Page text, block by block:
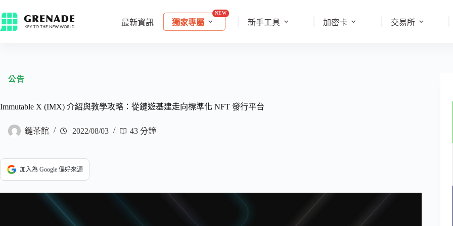
最新資訊 獨家專屬 新手工具 加密卡 交易所
公告
Immutable X (IMX) 介紹與教學攻略：從鏈遊基建走向標準化 NFT 發行平台
鏈茶館 2022/08/03 43 分鐘
加入為 Google 偏好來源